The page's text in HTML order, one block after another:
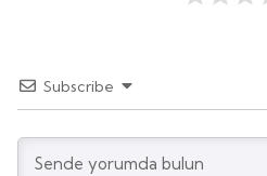
Subscribe